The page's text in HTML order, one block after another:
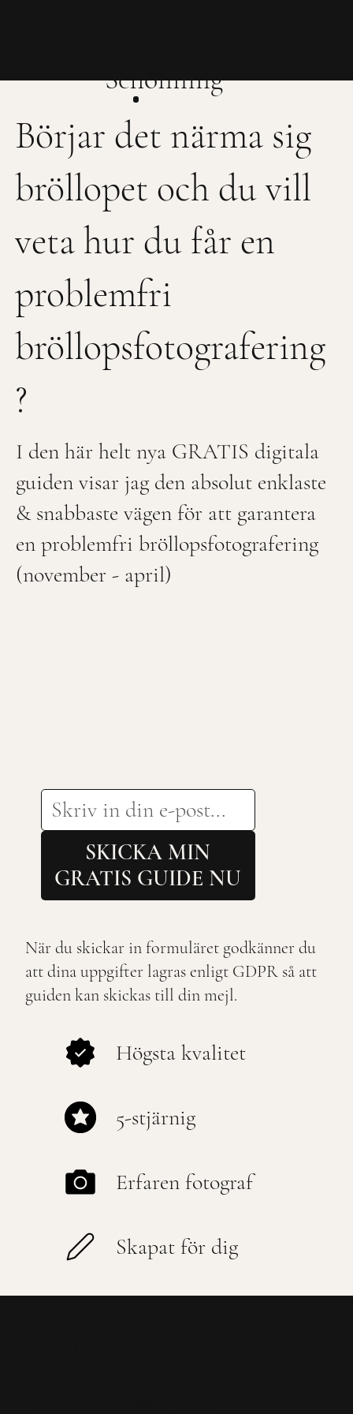
Schönning
Börjar det närma sig
bröllopet och du vill
veta hur du får en
problemfri
bröllopsfotografering
?
I den här helt nya GRATIS digitala
guiden visar jag den absolut enklaste
& snabbaste vägen för att garantera
en problemfri bröllopsfotografering
(november - april)
SKICKA MIN
GRATIS GUIDE NU
När du skickar in formuläret godkänner du
att dina uppgifter lagras enligt GDPR så att
guiden kan skickas till din mejl.
Högsta kvalitet
5-stjärnig
Erfaren fotograf
Skapat för dig